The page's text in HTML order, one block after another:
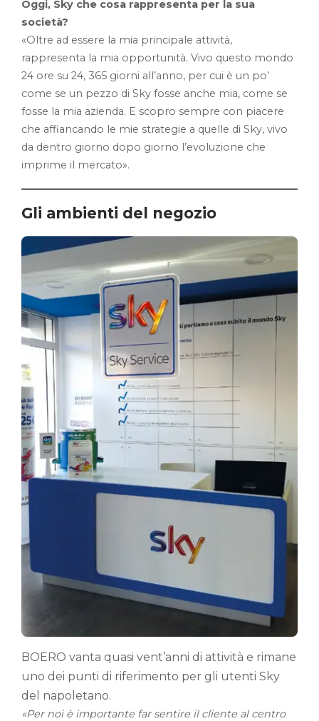
Oggi, Sky che cosa rappresenta per la sua
società?
«Oltre ad essere la mia principale attività,
rappresenta la mia opportunità. Vivo questo mondo
24 ore su 24, 365 giorni all’anno, per cui è un po’
come se un pezzo di Sky fosse anche mia, come se
fosse la mia azienda. E scopro sempre con piacere
che affiancando le mie strategie a quelle di Sky, vivo
da dentro giorno dopo giorno l’evoluzione che
imprime il mercato».
Gli ambienti del negozio
BOERO vanta quasi vent’anni di attività e rimane
uno dei punti di riferimento per gli utenti Sky
del napoletano.
«Per noi è importante far sentire il cliente al centro